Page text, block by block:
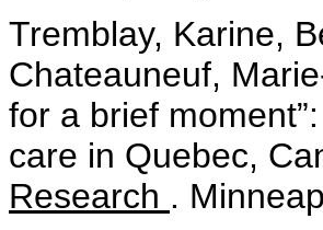
Tremblay, Karine,
Chateauneuf,
for a brief
care in Quebec,
Research .